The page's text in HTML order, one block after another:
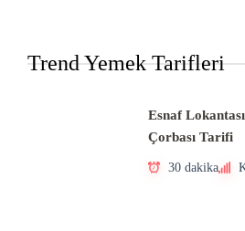
Trend Yemek Tarifleri
Esnaf
Çorbası Tarifi
30 dakika